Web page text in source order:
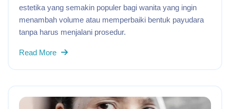
estetika yang semakin populer bagi wanita yang ingin
menambah volume atau memperbaiki bentuk payudara
tanpa harus menjalani prosedur.
Read More